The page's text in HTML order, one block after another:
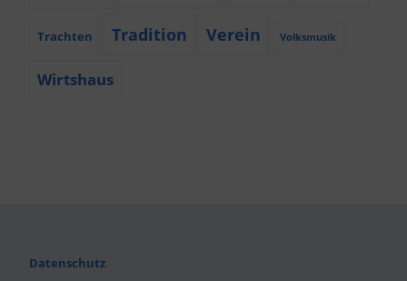
Trachten Tradition Verein Volksmusik
Wirtshaus
Datenschutz